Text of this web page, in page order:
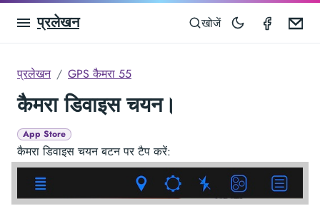
प्रलेखन खोजें GPS
प्रलेखन GPS कैमरा 55
कैमरा डिवाइस चयन।
App Store
कैमरा डिवाइस चयन बटन पर टैप करें: